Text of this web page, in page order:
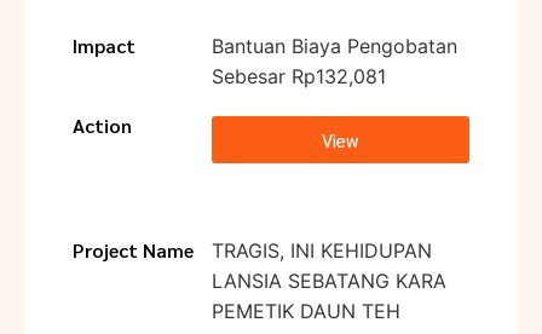
Impact
Bantuan Biaya Pengobatan
Sebesar Rp132,081
Action
View
Project Name
TRAGIS, INI KEHIDUPAN
LANSIA SEBATANG KARA
PEMETIK DAUN TEH